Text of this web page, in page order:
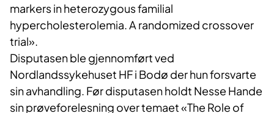
markers in heterozygous familial
hypercholesterolemia. A randomized crossover
trial».
Disputasen ble gjennomført ved
Nordlandssykehuset HF i Bodø der hun forsvarte
sin avhandling. Før disputasen holdt Nesse Hande
sin prøveforelesning over temaet «The Role of